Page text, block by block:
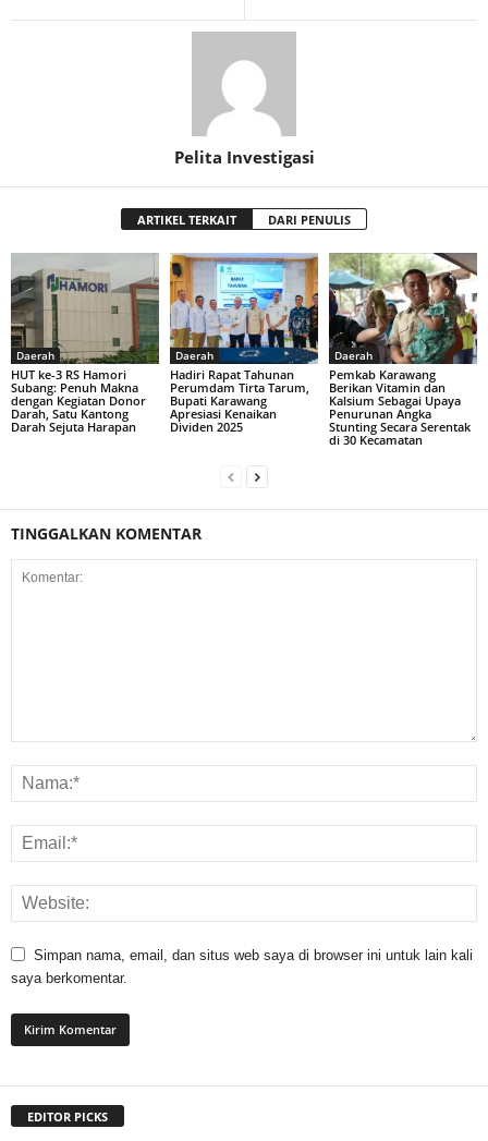
Pelita Investigasi
ARTIKEL TERKAIT DARI PENULIS
Daerah
HUT ke-3 RS Hamori
Subang: Penuh Makna
dengan Kegiatan Donor
Darah, Satu Kantong
Darah Sejuta Harapan
Daerah
Hadiri Rapat Tahunan
Perumdam Tirta Tarum,
Bupati Karawang
Apresiasi Kenaikan
Dividen 2025
Daerah
Pemkab Karawang
Berikan Vitamin dan
Kalsium Sebagai Upaya
Penurunan Angka
Stunting Secara Serentak
di 30 Kecamatan
TINGGALKAN KOMENTAR
Simpan nama, email, dan situs web saya di browser ini untuk lain kali
saya berkomentar.
EDITOR PICKS